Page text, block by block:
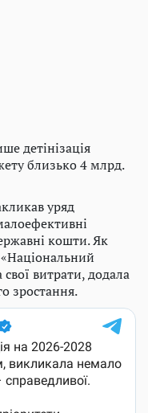
детінізація
близько 4 млрд.
уряд
кошти. Як
«Національний
витрати, додала
зростання.